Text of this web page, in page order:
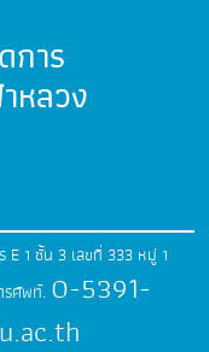
การ
หลวง
E 1 ชั้น 3 เลขที่ 333 หมู่ 1
รศัพท์. 0-5391-